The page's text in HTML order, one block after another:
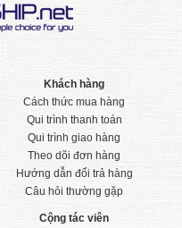
Khách hàng
Cách thức mua hàng
Qui trình thanh toán
Qui trình giao hàng
Theo dõi đơn hàng
Hướng dẫn đổi trả hàng
Câu hỏi thường gặp
Cộng tác viên